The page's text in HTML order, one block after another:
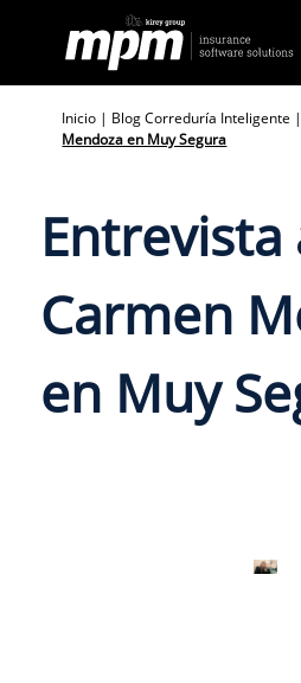
content
Inicio | Blog Correduría Inteligente |
Mendoza en Muy Segura
Entrevista
Carmen
en Muy